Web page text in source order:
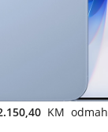
KM odmah